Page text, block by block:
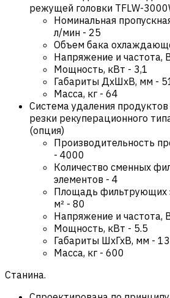
режущей головки TFLW-
Номинальная
л/мин - 25
Объем бака
Напряжение и частота,
Мощность, кВт - 3,1
Габариты ДхШхВ, мм -
Масса, кг - 64
Система удаления
резки рекуперационного
(опция)
Производительность
- 4000
Количество сменных
элементов - 4
Площадь фильтрующих
м² - 80
Напряжение и частота,
Мощность, кВт - 5.5
Габариты ШхГхВ, мм -
Масса, кг - 600
Станина.